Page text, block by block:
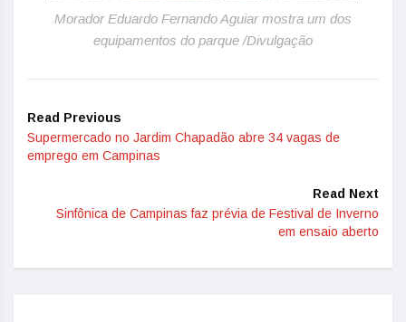
Morador Eduardo Fernando Aguiar mostra um dos
equipamentos do parque /Divulgação
Read Previous
Supermercado no Jardim Chapadão abre 34 vagas de
emprego em Campinas
Read Next
Sinfônica de Campinas faz prévia de Festival de Inverno
em ensaio aberto